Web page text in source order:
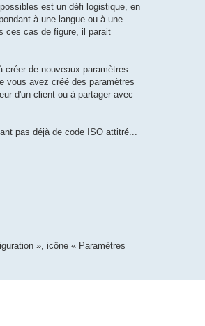
est un défi logistique, en
à une langue ou à une
ces cas de figure, il parait
de nouveaux paramètres
vous avez créé des paramètres
d'un client ou à partager avec
pas déjà de code ISO attitré...
», icône « Paramètres